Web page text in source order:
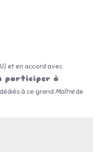
et en accord avec
participer à
à ce grandMaîtrede